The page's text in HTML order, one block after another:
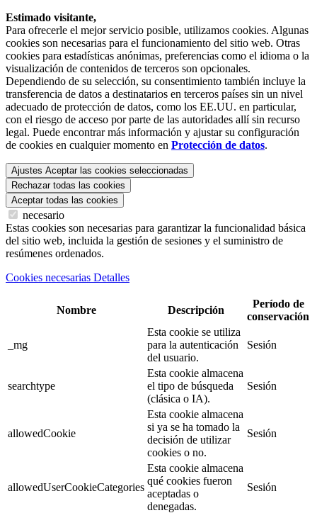
Estimado visitante,
Para ofrecerle el mejor servicio posible, utilizamos cookies. Algunas
cookies son necesarias para el funcionamiento del sitio web. Otras
cookies para estadísticas anónimas, preferencias como el idioma o la
visualización de contenidos de terceros son opcionales.
Dependiendo de su selección, su consentimiento también incluye la
transferencia de datos a destinatarios en terceros países sin un nivel
adecuado de protección de datos, como los EE.UU. en particular,
con el riesgo de acceso por parte de las autoridades allí sin recurso
legal. Puede encontrar más información y ajustar su configuración
de cookies en cualquier momento en Protección de datos.
Ajustes Aceptar las cookies seleccionadas
Rechazar todas las cookies
Aceptar todas las cookies
necesario
Estas cookies son necesarias para garantizar la funcionalidad básica
del sitio web, incluida la gestión de sesiones y el suministro de
resúmenes ordenados.
Cookies necesarias Detalles
Nombre Descripción
Período de
conservación
_mg
Esta cookie se utiliza
para la autenticación
del usuario.
Sesión
searchtype
Esta cookie almacena
el tipo de búsqueda
(clásica o IA).
Sesión
allowedCookie
Esta cookie almacena
si ya se ha tomado la
decisión de utilizar
cookies o no.
Sesión
allowedUserCookieCategories
Esta cookie almacena
qué cookies fueron
aceptadas o
denegadas.
Sesión